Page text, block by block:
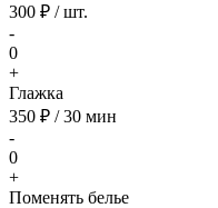
300 ₽ / шт.
-
0
+
Глажка
350 ₽ / 30 мин
-
0
+
Поменять белье